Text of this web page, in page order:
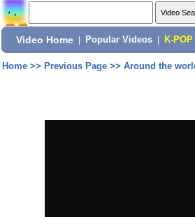
Video Home Popular Videos K-POP
Home>> Previous Page>> Around the